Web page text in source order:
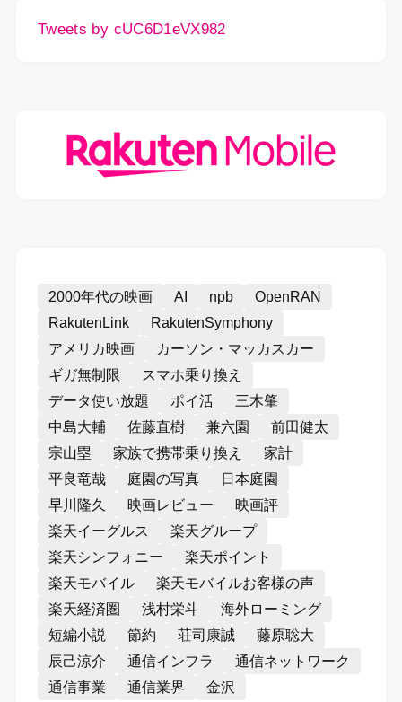
Tweets by cUC6D1eVX982
2000年代の映画 AI npb
OpenRAN
RakutenLink
RakutenSymphony
アメリカ映画
カーソン・マッカスカー
ギガ無制限
スマホ乗り換え
データ使い放題
ポイ活
三木肇
中島大輔
佐藤直樹 兼六園
前田健太
宗山塁
家族で携帯乗り換え
家計
平良竜哉
庭園の写真
日本庭園
早川隆久
映画レビュー
映画評
楽天イーグルス
楽天グループ
楽天シンフォニー
楽天ポイント
楽天モバイル
楽天モバイルお客様の声
楽天経済圏
浅村栄斗
海外ローミング
短編小説
節約 荘司康誠
藤原聡大
辰己涼介
通信インフラ
通信ネットワーク
通信事業
通信業界 金沢